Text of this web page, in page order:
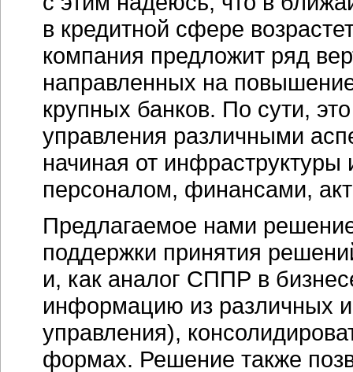
в кредитной сфере
компания предложит ряд
направленных на
крупных банков. По сути,
управления различными
начиная от
персоналом, финансами,
Предлагаемое нами
поддержки принятия
и, как аналог СППР в
информацию из различных
управления),
формах. Решение также